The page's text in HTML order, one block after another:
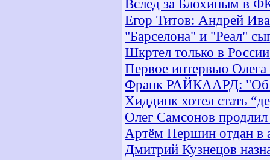
Вслед за Блохиным в
Егор Титов: Андрей
"Барселона" и "Реал"
Шкртел только в
Первое интервью
Франк РАЙКААРД: "Об
Хиддинк хотел стать
Олег Самсонов
Артём Першин отдан в
Дмитрий Кузнецов